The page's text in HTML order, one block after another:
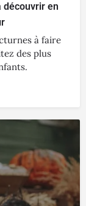
découvrir en
à faire
des plus